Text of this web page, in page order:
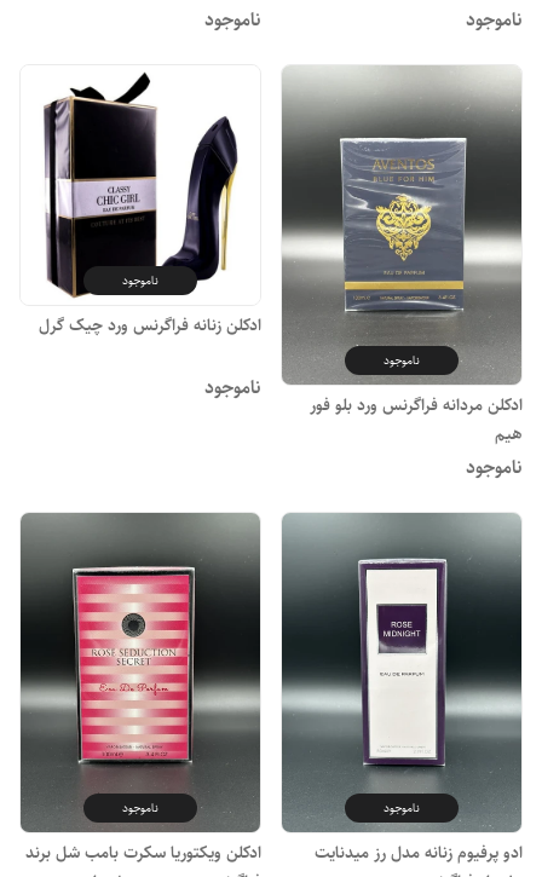
ناموجود ناموجود
ناموجود
ادکلن مردانه فراگرنس ورد بلو فور
هیم
ناموجود
ناموجود
ادکلن زنانه فراگرنس ورد چیک گرل
ناموجود
ناموجود
ادو پرفیوم زنانه مدل رز میدنایت
ناموجود
ادکلن ویکتوریا سکرت بامب شل برند